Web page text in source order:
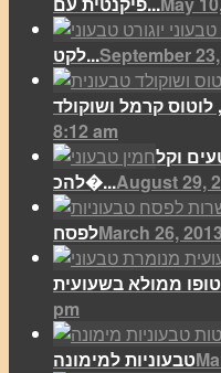
לקט...September
8:12 am
וקל
להכ�...August 29,
לפסחMarch 26,
pm
טבעוניות למימונה